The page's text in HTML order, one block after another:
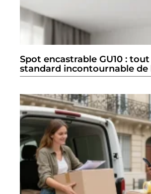
Spot encastrable GU10 :
standard incontournable de